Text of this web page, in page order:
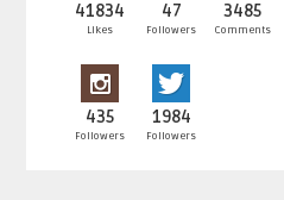
41834
Likes
47
Followers
3485
Comments
435
Followers
1984
Followers